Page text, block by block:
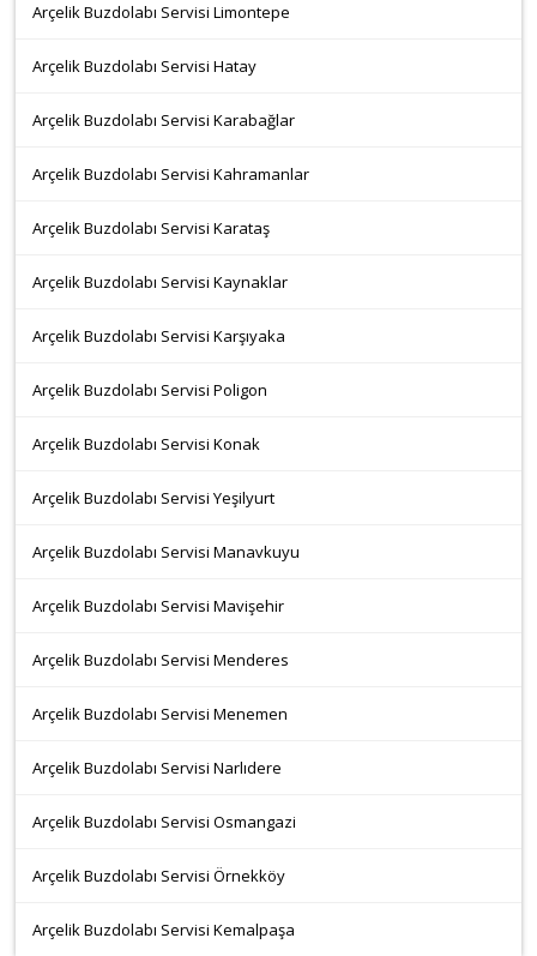
Arçelik Buzdolabı Servisi Limontepe
Arçelik Buzdolabı Servisi Hatay
Arçelik Buzdolabı Servisi Karabağlar
Arçelik Buzdolabı Servisi Kahramanlar
Arçelik Buzdolabı Servisi Karataş
Arçelik Buzdolabı Servisi Kaynaklar
Arçelik Buzdolabı Servisi Karşıyaka
Arçelik Buzdolabı Servisi Poligon
Arçelik Buzdolabı Servisi Konak
Arçelik Buzdolabı Servisi Yeşilyurt
Arçelik Buzdolabı Servisi Manavkuyu
Arçelik Buzdolabı Servisi Mavişehir
Arçelik Buzdolabı Servisi Menderes
Arçelik Buzdolabı Servisi Menemen
Arçelik Buzdolabı Servisi Narlıdere
Arçelik Buzdolabı Servisi Osmangazi
Arçelik Buzdolabı Servisi Örnekköy
Arçelik Buzdolabı Servisi Kemalpaşa